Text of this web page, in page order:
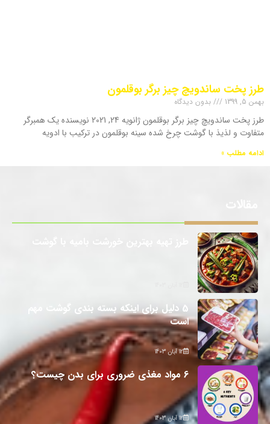
طرز پخت ساندویچ چیز برگر بوقلمون
بهمن 5, 1399 بدون دیدگاه
طرز پخت ساندویچ چیز برگر بوقلمون ژانویه 24, 2021 نویسنده یک همبرگر
متفاوت و لذیذ با گوشت چرخ شده سینه بوقلمون در ترکیب با ادویه
ادامه مطلب »
5 دلیل برای اینکه بسته بندی گوشت مهم
است
12 آبان 1403
6 مواد مغذی ضروری برای بدن چیست؟
12 آبان 1403